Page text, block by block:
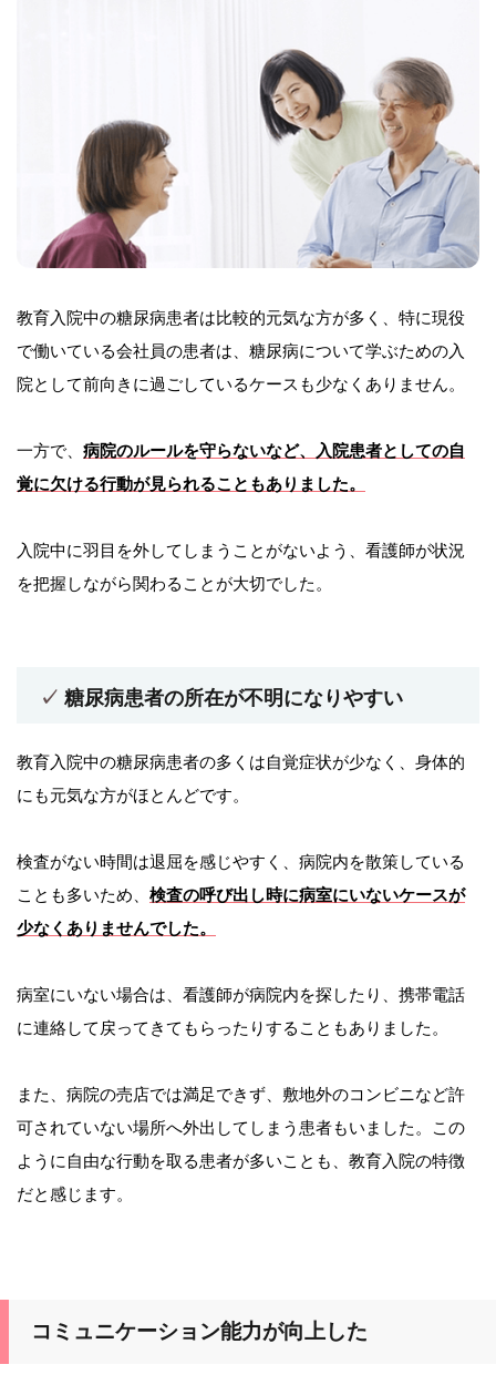
教育入院中の糖尿病患者は比較的元気な方が多く、特に現役
で働いている会社員の患者は、糖尿病について学ぶための入
院として前向きに過ごしているケースも少なくありません。
一方で、 病院のルールを守らないなど、入院患者としての自
覚に欠ける行動が見られることもありました。
入院中に羽目を外してしまうことがないよう、看護師が状況
を把握しながら関わることが大切でした。
糖尿病患者の所在が不明になりやすい
教育入院中の糖尿病患者の多くは自覚症状が少なく、身体的
にも元気な方がほとんどです。
検査がない時間は退屈を感じやすく、病院内を散策している
ことも多いため、 検査の呼び出し時に病室にいないケースが
少なくありませんでした。
病室にいない場合は、看護師が病院内を探したり、携帯電話
に連絡して戻ってきてもらったりすることもありました。
また、病院の売店では満足できず、敷地外のコンビニなど許
可されていない場所へ外出してしまう患者もいました。この
ように自由な行動を取る患者が多いことも、教育入院の特徴
だと感じます。
コミュニケーション能力が向上した